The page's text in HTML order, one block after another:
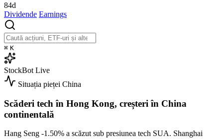
84d
Dividende Earnings
⌘ K
StockBot Live
Situația pieței China
Scăderi tech în Hong Kong, creșteri în China
continentală
Hang Seng -1.50% a scăzut sub presiunea tech SUA. Shanghai